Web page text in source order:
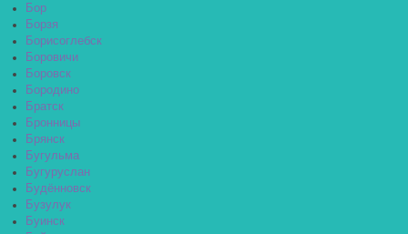
Бор
Борзя
Борисоглебск
Боровичи
Боровск
Бородино
Братск
Бронницы
Брянск
Бугульма
Бугуруслан
Будённовск
Бузулук
Буинск